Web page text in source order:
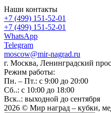
Наши контакты
+7 (499) 151-52-01
+7 (499) 151-52-01
WhatsApp
Telegram
moscow@mir-nagrad.ru
г. Москва, Ленинградский
Режим работы:
Пн. – Пт.: с 9:00 до 20:00
Сб..: с 10:00 до 18:00
Вск..: выходной до сентября
2026 © Мир наград – кубки,